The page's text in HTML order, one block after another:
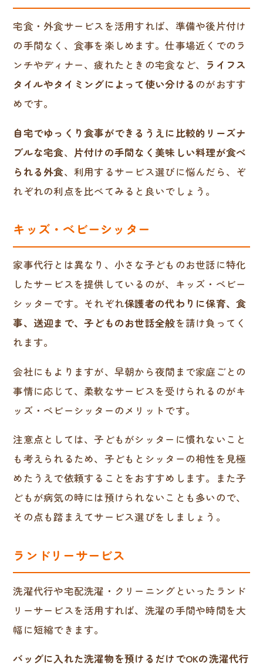
宅食・外食サービスを活用すれば、準備や後片付け
の手間なく、食事を楽しめます。仕事場近くでのラ
ンチやディナー、疲れたときの宅食など、
ライフス
タイルやタイミングによって使い分ける のがおすす
めです。
自宅でゆっくり食事ができるうえに比較的リーズナ
ブルな宅食、 片付けの手間なく美味しい料理が食べ
られる外食、利用するサービス選びに悩んだら、ぞ
れぞれの利点を比べてみると良いでしょう。
キッズ・ベビーシッター
家事代行とは異なり、小さな子どものお世話に特化
したサービスを提供しているのが、キッズ・ベビー
シッターです。それぞれ保護者の代わりに保育、食
事、送迎まで、子どものお世話全般を請け負ってく
れます。
会社にもよりますが、早朝から夜間まで家庭ごとの
事情に応じて、柔軟なサービスを受けられるのがキ
ッズ・ベビーシッターのメリットです。
注意点としては、子どもがシッターに慣れないこと
も考えられるため、子どもとシッターの相性を見極
めたうえで依頼することをおすすめします。また子
どもが病気の時には預けられないことも多いので、
その点も踏まえてサービス選びをしましょう。
ランドリーサービス
洗濯代行や宅配洗濯・クリーニングといったランド
リーサービスを活用すれば、洗濯の手間や時間を大
幅に短縮できます。
バッグに入れた洗濯物を預けるだけでOKの洗濯代行